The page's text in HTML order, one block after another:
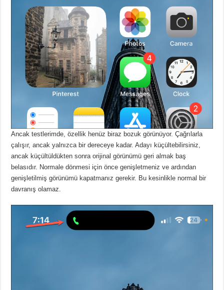
Ancak testlerimde, özellik henüz biraz bozuk görünüyor.Çağrılarla
çalışır, ancak yalnızca bir dereceye kadar.Adayı küçültebilirsiniz,
ancak küçültüldükten sonra orijinal görünümü geri almak baş
belasıdır. Normale dönmesi için önce genişletmeniz ve ardından
genişletilmiş görünümü kapatmanız gerekir. Bu kesinlikle normal bir
davranış olamaz.